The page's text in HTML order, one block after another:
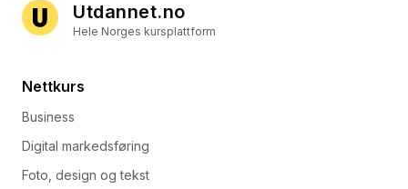
Utdannet.no
Hele Norges kursplattform
Nettkurs
Business
Digital markedsføring
Foto, design og tekst